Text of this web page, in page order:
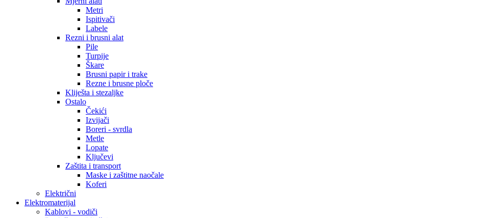
Metri
Ispitivači
Labele
Rezni i brusni alat
Pile
Turpije
Škare
Brusni papir i trake
Rezne i brusne ploče
Kliješta i stezaljke
Ostalo
Čekići
Izvijači
Boreri - svrdla
Metle
Lopate
Ključevi
Zaštita i transport
Maske i zaštitne naočale
Koferi
Električni
Elektromaterijal
Kablovi - vodiči